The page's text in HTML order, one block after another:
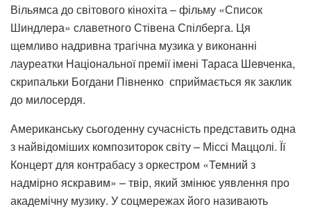
Вільямса до світового кінохіта – фільму «Список
Шиндлера» славетного Стівена Спілберга. Ця
щемливо надривна трагічна музика у виконанні
лауреатки Національної премії імені Тараса Шевченка,
скрипальки Богдани Півненко сприймається як заклик
до милосердя.
Американську сьогоденну сучасність представить одна
з найвідоміших композиторок світу – Міссі Маццолі. Її
Концерт для контрабасу з оркестром «Темний з
надмірно яскравим» – твір, який змінює уявлення про
академічну музику. У соцмережах його називають